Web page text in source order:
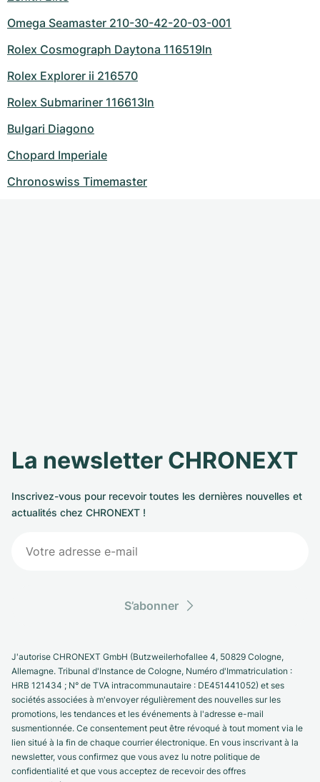
Omega Seamaster 210-30-42-20-03-001
Rolex Cosmograph Daytona 116519ln
Rolex Explorer ii 216570
Rolex Submariner 116613ln
Bulgari Diagono
Chopard Imperiale
Chronoswiss Timemaster
La newsletter CHRONEXT
Inscrivez-vous pour recevoir toutes les dernières nouvelles et
actualités chez CHRONEXT !
S’abonner
J'autorise CHRONEXT GmbH (Butzweilerhofallee 4, 50829 Cologne,
Allemagne. Tribunal d'Instance de Cologne, Numéro d'Immatriculation :
HRB 121434 ; N° de TVA intracommunautaire : DE451441052) et ses
sociétés associées à m'envoyer régulièrement des nouvelles sur les
promotions, les tendances et les événements à l'adresse e-mail
susmentionnée. Ce consentement peut être révoqué à tout moment via le
lien situé à la fin de chaque courrier électronique. En vous inscrivant à la
newsletter, vous confirmez que vous avez lu notre politique de
confidentialité et que vous acceptez de recevoir des offres